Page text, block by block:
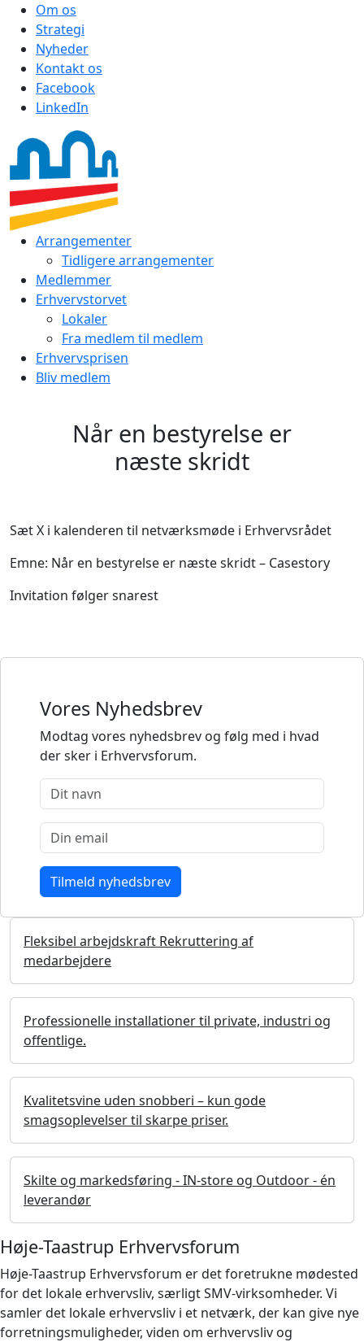
Om os
Strategi
Nyheder
Kontakt os
Facebook
LinkedIn
Arrangementer
Tidligere arrangementer
Medlemmer
Erhvervstorvet
Lokaler
Fra medlem til medlem
Erhvervsprisen
Bliv medlem
Når en bestyrelse er
næste skridt
Sæt X i kalenderen til netværksmøde i Erhvervsrådet
Emne: Når en bestyrelse er næste skridt – Casestory
Invitation følger snarest
Vores Nyhedsbrev
Modtag vores nyhedsbrev og følg med i hvad
der sker i Erhvervsforum.
Fleksibel arbejdskraft Rekruttering af
medarbejdere
Professionelle installationer til private, industri og
offentlige.
Kvalitetsvine uden snobberi – kun gode
smagsoplevelser til skarpe priser.
Skilte og markedsføring - IN-store og Outdoor - én
leverandør
Høje-Taastrup Erhvervsforum
Høje-Taastrup Erhvervsforum er det foretrukne mødested
for det lokale erhvervsliv, særligt SMV-virksomheder. Vi
samler det lokale erhvervsliv i et netværk, der kan give nye
forretningsmuligheder, viden om erhvervsliv og